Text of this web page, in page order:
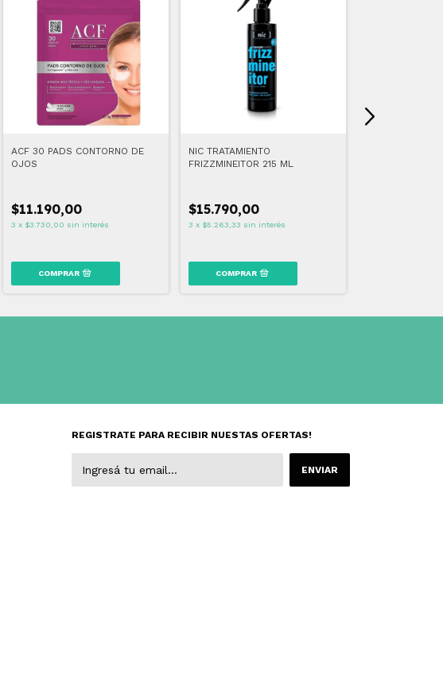
ACF 30 PADS CONTORNO DE
OJOS
$11.190,00
3 x $3.730,00 sin interés
NIC TRATAMIENTO
FRIZZMINEITOR 215 ML
$15.790,00
3 x $5.263,33 sin interés
REGISTRATE PARA RECIBIR NUESTAS OFERTAS!